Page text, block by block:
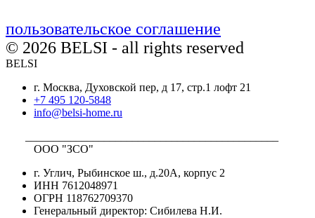
пользовательское соглашение
© 2026 BELSI - all rights reserved
BELSI
г. Москва, Духовской пер, д 17, стр.1 лофт 21
+7 495 120-5848
info@belsi-home.ru
ООО "ЗСО"
г. Углич, Рыбинское ш., д.20А, корпус 2
ИНН 7612048971
ОГРН 118762709370
Генеральный директор: Сибилева Н.И.